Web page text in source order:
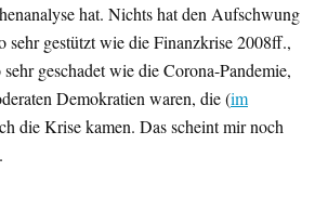
hat. Nichts hat den Aufschwung
sehr gestützt wie die Finanzkrise 2008ff.,
geschadet wie die Corona-Pandemie,
Demokratien waren, die (im
die Krise kamen. Das scheint mir noch